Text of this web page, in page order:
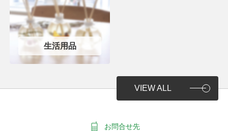
生活用品
VIEW ALL
お問合せ先